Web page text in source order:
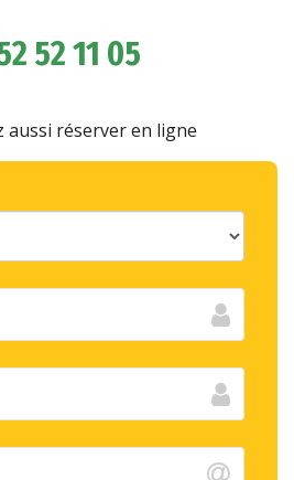
52 11 05
aussi réserver en ligne